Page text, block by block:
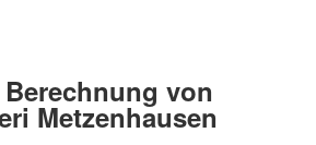
von
Metzenhausen